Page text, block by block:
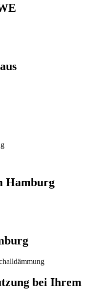
Hamburg
bei Ihrem